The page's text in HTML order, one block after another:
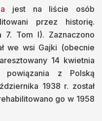
jest na liście osób
przez historię.
7. Tom I). Zaznaczono
we wsi Gajki (obecnie
14 kwietnia
z Polską
1938 r. został
go w 1958